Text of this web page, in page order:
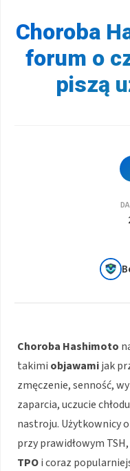
Choroba
forum o
piszą
Choroba Hashimoto
takimi objawamijak
zmęczenie, senność,
zaparcia, uczucie
nastroju. Użytkownicy
przy prawidłowym
TPOi coraz